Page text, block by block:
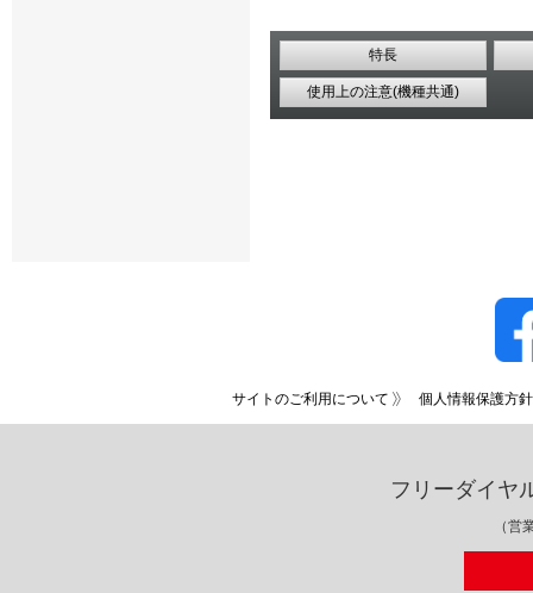
特長
使用上の注意(機種共通)
サイトのご利用について 個人情報保護方針
フリーダイヤ
（営